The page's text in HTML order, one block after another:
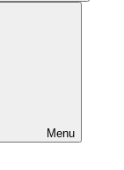
Menu